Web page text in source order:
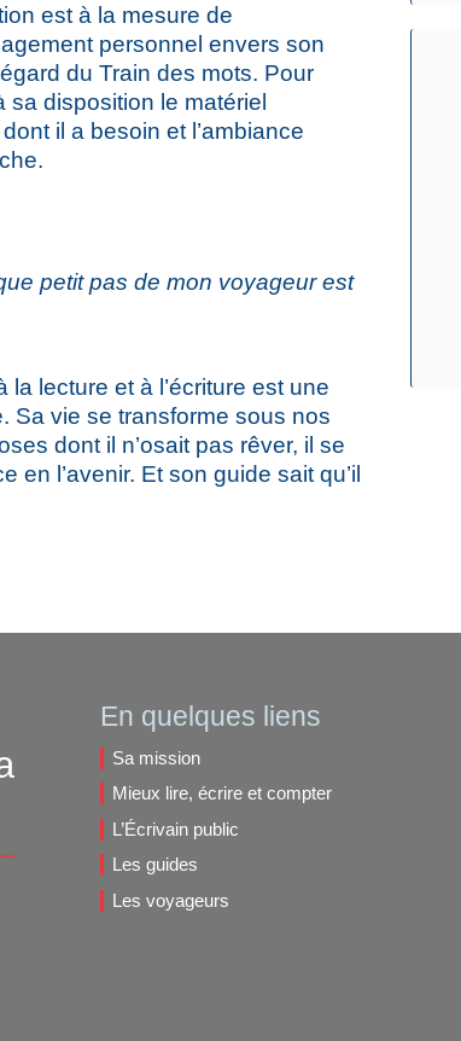
est à la mesure de
personnel envers son
du Train des mots. Pour
sa disposition le matériel
il a besoin et l’ambiance
petit pas de mon voyageur est
la lecture et à l’écriture est une
Sa vie se transforme sous nos
dont il n’osait pas rêver, il se
en l’avenir. Et son guide sait qu’il
En quelques liens
Sa mission
Mieux lire, écrire et compter
L’Écrivain public
Les guides
Les voyageurs